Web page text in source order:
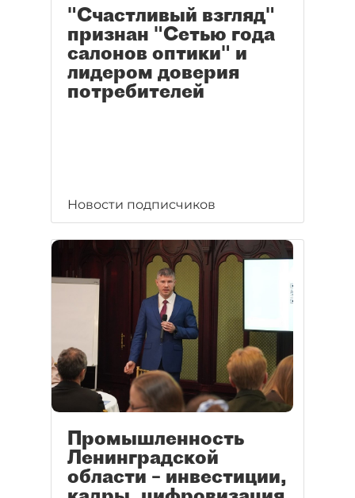
"Счастливый взгляд"
признан "Сетью года
салонов оптики" и
лидером доверия
потребителей
Новости подписчиков
Промышленность
Ленинградской
области – инвестиции,